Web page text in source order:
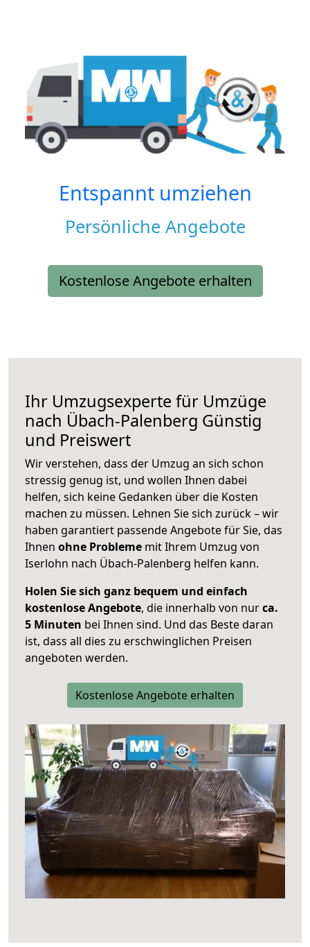
Entspannt umziehen
Persönliche Angebote
Kostenlose Angebote erhalten
Ihr Umzugsexperte für Umzüge
nach Übach-Palenberg Günstig
und Preiswert
Wir verstehen, dass der Umzug an sich schon
stressig genug ist, und wollen Ihnen dabei
helfen, sich keine Gedanken über die Kosten
machen zu müssen. Lehnen Sie sich zurück – wir
haben garantiert passende Angebote für Sie, das
Ihnen ohne Probleme mit Ihrem Umzug von
Iserlohn nach Übach-Palenberg helfen kann.
Holen Sie sich ganz bequem und einfach
kostenlose Angebote, die innerhalb von nurca.
5 Minuten bei Ihnen sind. Und das Beste daran
ist, dass all dies zu erschwinglichen Preisen
angeboten werden.
Kostenlose Angebote erhalten